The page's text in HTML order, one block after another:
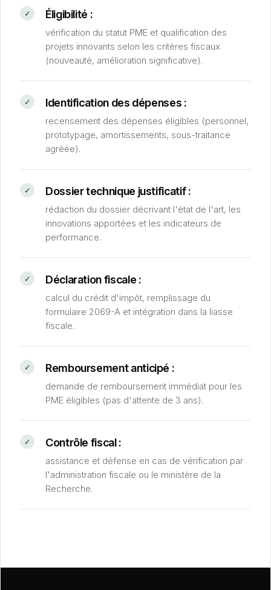
Éligibilité :
vérification du statut PME et qualification des
projets innovants selon les critères fiscaux
(nouveauté, amélioration significative).
Identification des dépenses :
recensement des dépenses éligibles (personnel,
prototypage, amortissements, sous-traitance
agréée).
Dossier technique justificatif :
rédaction du dossier décrivant l'état de l'art, les
innovations apportées et les indicateurs de
performance.
Déclaration fiscale :
calcul du crédit d'impôt, remplissage du
formulaire 2069-A et intégration dans la liasse
fiscale.
Remboursement anticipé :
demande de remboursement immédiat pour les
PME éligibles (pas d'attente de 3 ans).
Contrôle fiscal :
assistance et défense en cas de vérification par
l'administration fiscale ou le ministère de la
Recherche.